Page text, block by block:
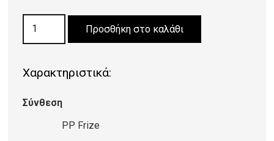
ΧΑΛΙ
ποσότητα
Προσθήκη στο καλάθι
Χαρακτηριστικά:
Σύνθεση
PP Frize